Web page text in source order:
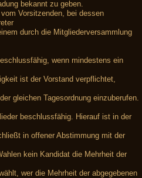
bekannt zu geben.
Vorsitzenden, bei dessen
durch die Mitgliederversammlung
wenn mindestens ein
ist der Vorstand verpflichtet,
gleichen Tagesordnung einzuberufen.
beschlussfähig. Hierauf ist in der
in offener Abstimmung mit der
kein Kandidat die Mehrheit der
wer die Mehrheit der abgegebenen